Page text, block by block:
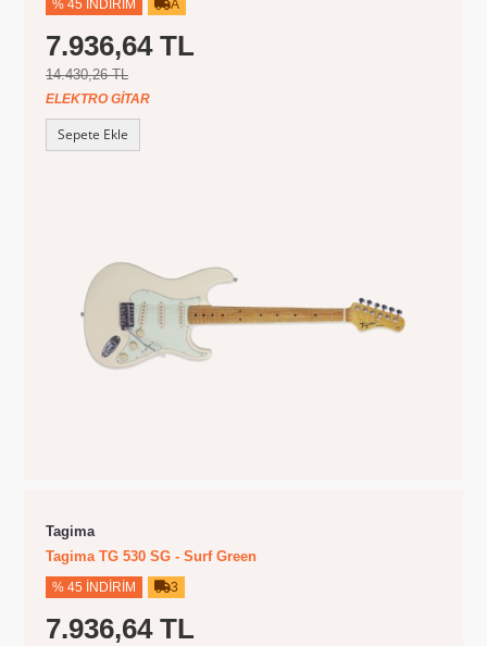
% 45 İNDIRIM A
7.936,64 TL
14.430,26 TL
ELEKTRO GITAR
Sepete Ekle
Tagima
Tagima TG 530 SG - Surf Green
% 45 İNDIRIM 3
7.936,64 TL